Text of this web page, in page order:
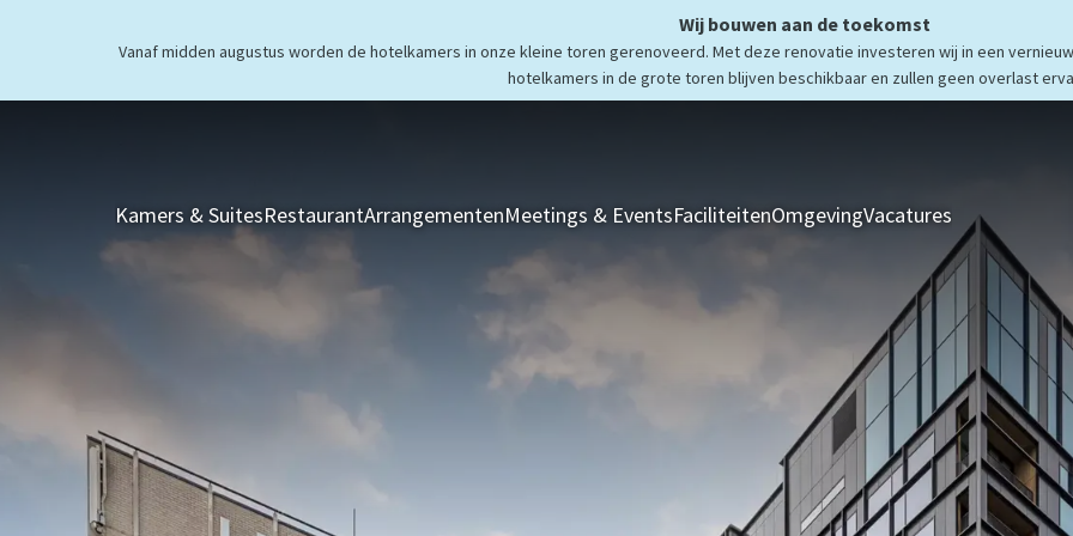
Wij bouwen aan de toekomst
Vanaf midden augustus worden de hotelkamers in onze kleine toren gerenoveerd. Met deze renovatie investeren wij in een
hotelkamers in de grote toren blijven beschikbaar en zullen geen overlast
Kamers & SuitesRestaurantArrangementenMeetings & EventsFaciliteitenOmgevingVacatures Kamers &